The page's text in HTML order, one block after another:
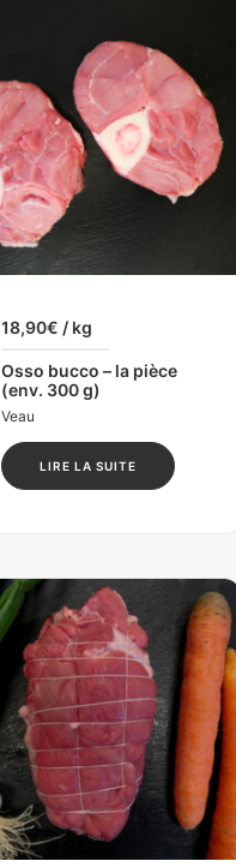
18,90€ / kg
Osso bucco – la pièce
(env. 300 g)
Veau
LIRE LA SUITE